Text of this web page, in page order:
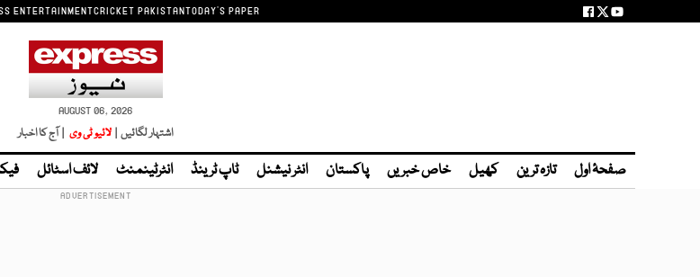
ENTERTAINMENTCRICKET PAKISTANTODAY'S PAPER
AUGUST 06, 2026
اشتہار لگائیں | لائیو ٹی وی | آج کا اخبار
صفحۂ اول تازہ ترین کھیل خاص خبریں پاکستان انٹر نیشنل ٹاپ ٹرینڈ انٹرٹینمنٹ لائف اسٹائل